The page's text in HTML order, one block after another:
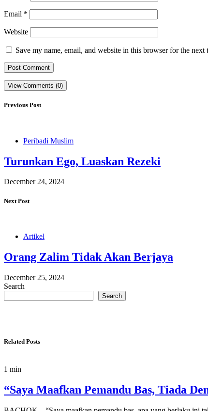
Email *
Website
Save my name, email, and website in this browser for the next
View Comments (0)
Previous Post
Peribadi Muslim
Turunkan Ego, Luaskan Rezeki
December 24, 2024
Next Post
Artikel
Orang Zalim Tidak Akan Berjaya
December 25, 2024
Search
Search
Related Posts
1 min
“Saya Maafkan Pemandu Bas, Tiada